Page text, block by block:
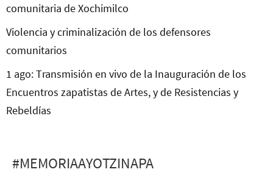
comunitaria de Xochimilco
Violencia y criminalización de los defensores
comunitarios
1 ago: Transmisión en vivo de la Inauguración de los
Encuentros zapatistas de Artes, y de Resistencias y
Rebeldías
#MEMORIAAYOTZINAPA